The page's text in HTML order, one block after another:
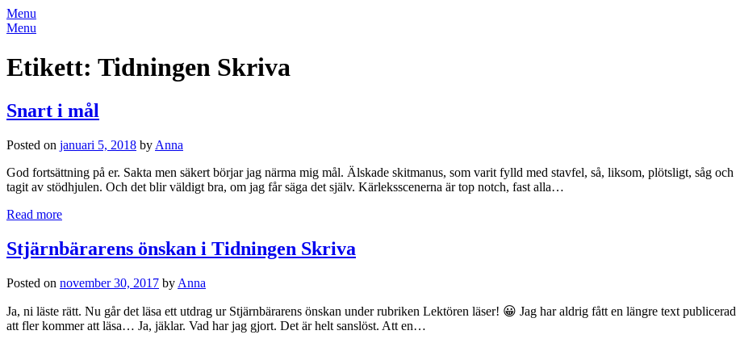
Menu
Menu
Etikett: Tidningen Skriva
Snart i mål
Posted on januari 5, 2018 by Anna
God fortsättning på er. Sakta men säkert börjar jag närma mig mål. Älskade skitmanus, som varit fylld med stavfel, så, liksom, plötsligt, såg
tagit av stödhjulen. Och det blir väldigt bra, om jag får säga det själv. Kärleksscenerna är top notch, fast alla…
Read more
Stjärnbärarens önskan i Tidningen Skriva
Posted on november 30, 2017 by Anna
Ja, ni läste rätt. Nu går det läsa ett utdrag ur Stjärnbärarens önskan under rubriken Lektören läser! 😀 Jag har aldrig fått en längre text
att fler kommer att läsa… Ja, jäklar. Vad har jag gjort. Det är helt sanslöst. Att en…